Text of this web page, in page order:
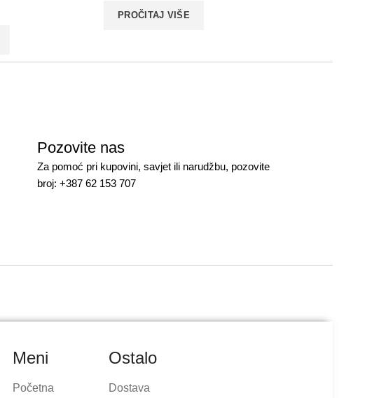
PROČITAJ VIŠE
Pozovite nas
Za pomoć pri kupovini, savjet ili narudžbu, pozovite
broj: +387 62 153 707
Meni
Početna
Ostalo
Dostava